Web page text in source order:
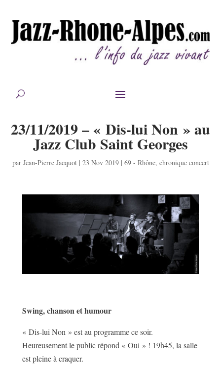
23/11/2019 – « Dis-lui Non » au
Jazz Club Saint Georges
par Jean-Pierre Jacquot| 23 Nov 2019| 69 - Rhône, chronique concert
Swing, chanson et humour
« Dis-lui Non » est au programme ce soir.
Heureusement le public répond « Oui » ! 19h45, la salle
est pleine à craquer.